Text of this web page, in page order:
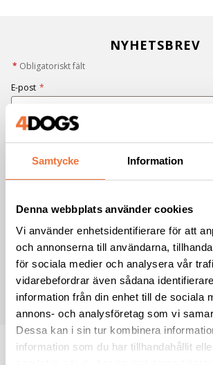
Samtycke Information
Denna webbplats använder cookies
Vi använder enhetsidentifierare för att
och annonserna till användarna,
för sociala medier och analysera vår
vidarebefordrar även sådana
information från din enhet till de sociala
annons- och analysföretag som vi
Dessa kan i sin tur kombinera
information som du har tillhandahållit
NYHETSBREV
* Obligatoriskt fält
E-post *
Jag samtycker till att ta emot nyhetsbrev från
integritetspolicyn *
PRENUMERERA